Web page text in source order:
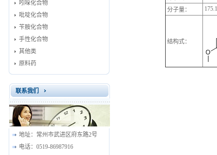
吲哚化合物
吡啶化合物
苄胺化合物
手性化合物
其他类
原料药
联系我们
地址：
常州市武进区府东路2号
电话： 0519-86987916
分子量：
结构式：